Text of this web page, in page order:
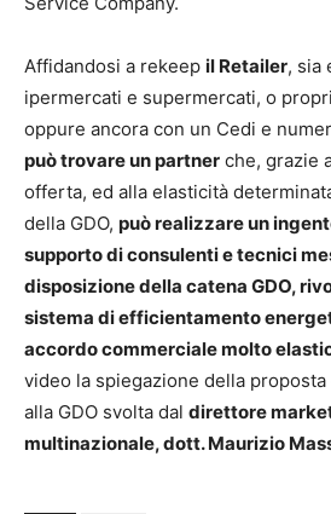
Affidandosi a rekeep il Retailer, sia
ipermercati e supermercati, o
oppure ancora con un Cedi e
può trovare un partner che, grazie
offerta, ed alla elasticità
della GDO, può realizzare un
supporto di consulenti e tecnici
disposizione della catena GDO,
sistema di efficientamento
accordo commerciale molto
video la spiegazione della
alla GDO svolta dal direttore
multinazionale, dott. Maurizio